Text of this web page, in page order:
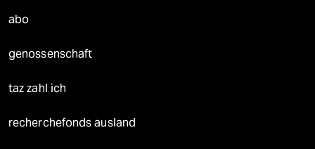
abo
genossenschaft
taz zahl ich
recherchefonds ausland